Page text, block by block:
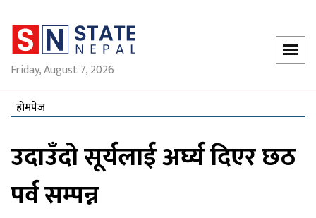
Friday, August 7, 2026
होमपेज
उदाउँदो सूर्यलाई अर्घ्य दिएर छठ
पर्व सम्पन्न